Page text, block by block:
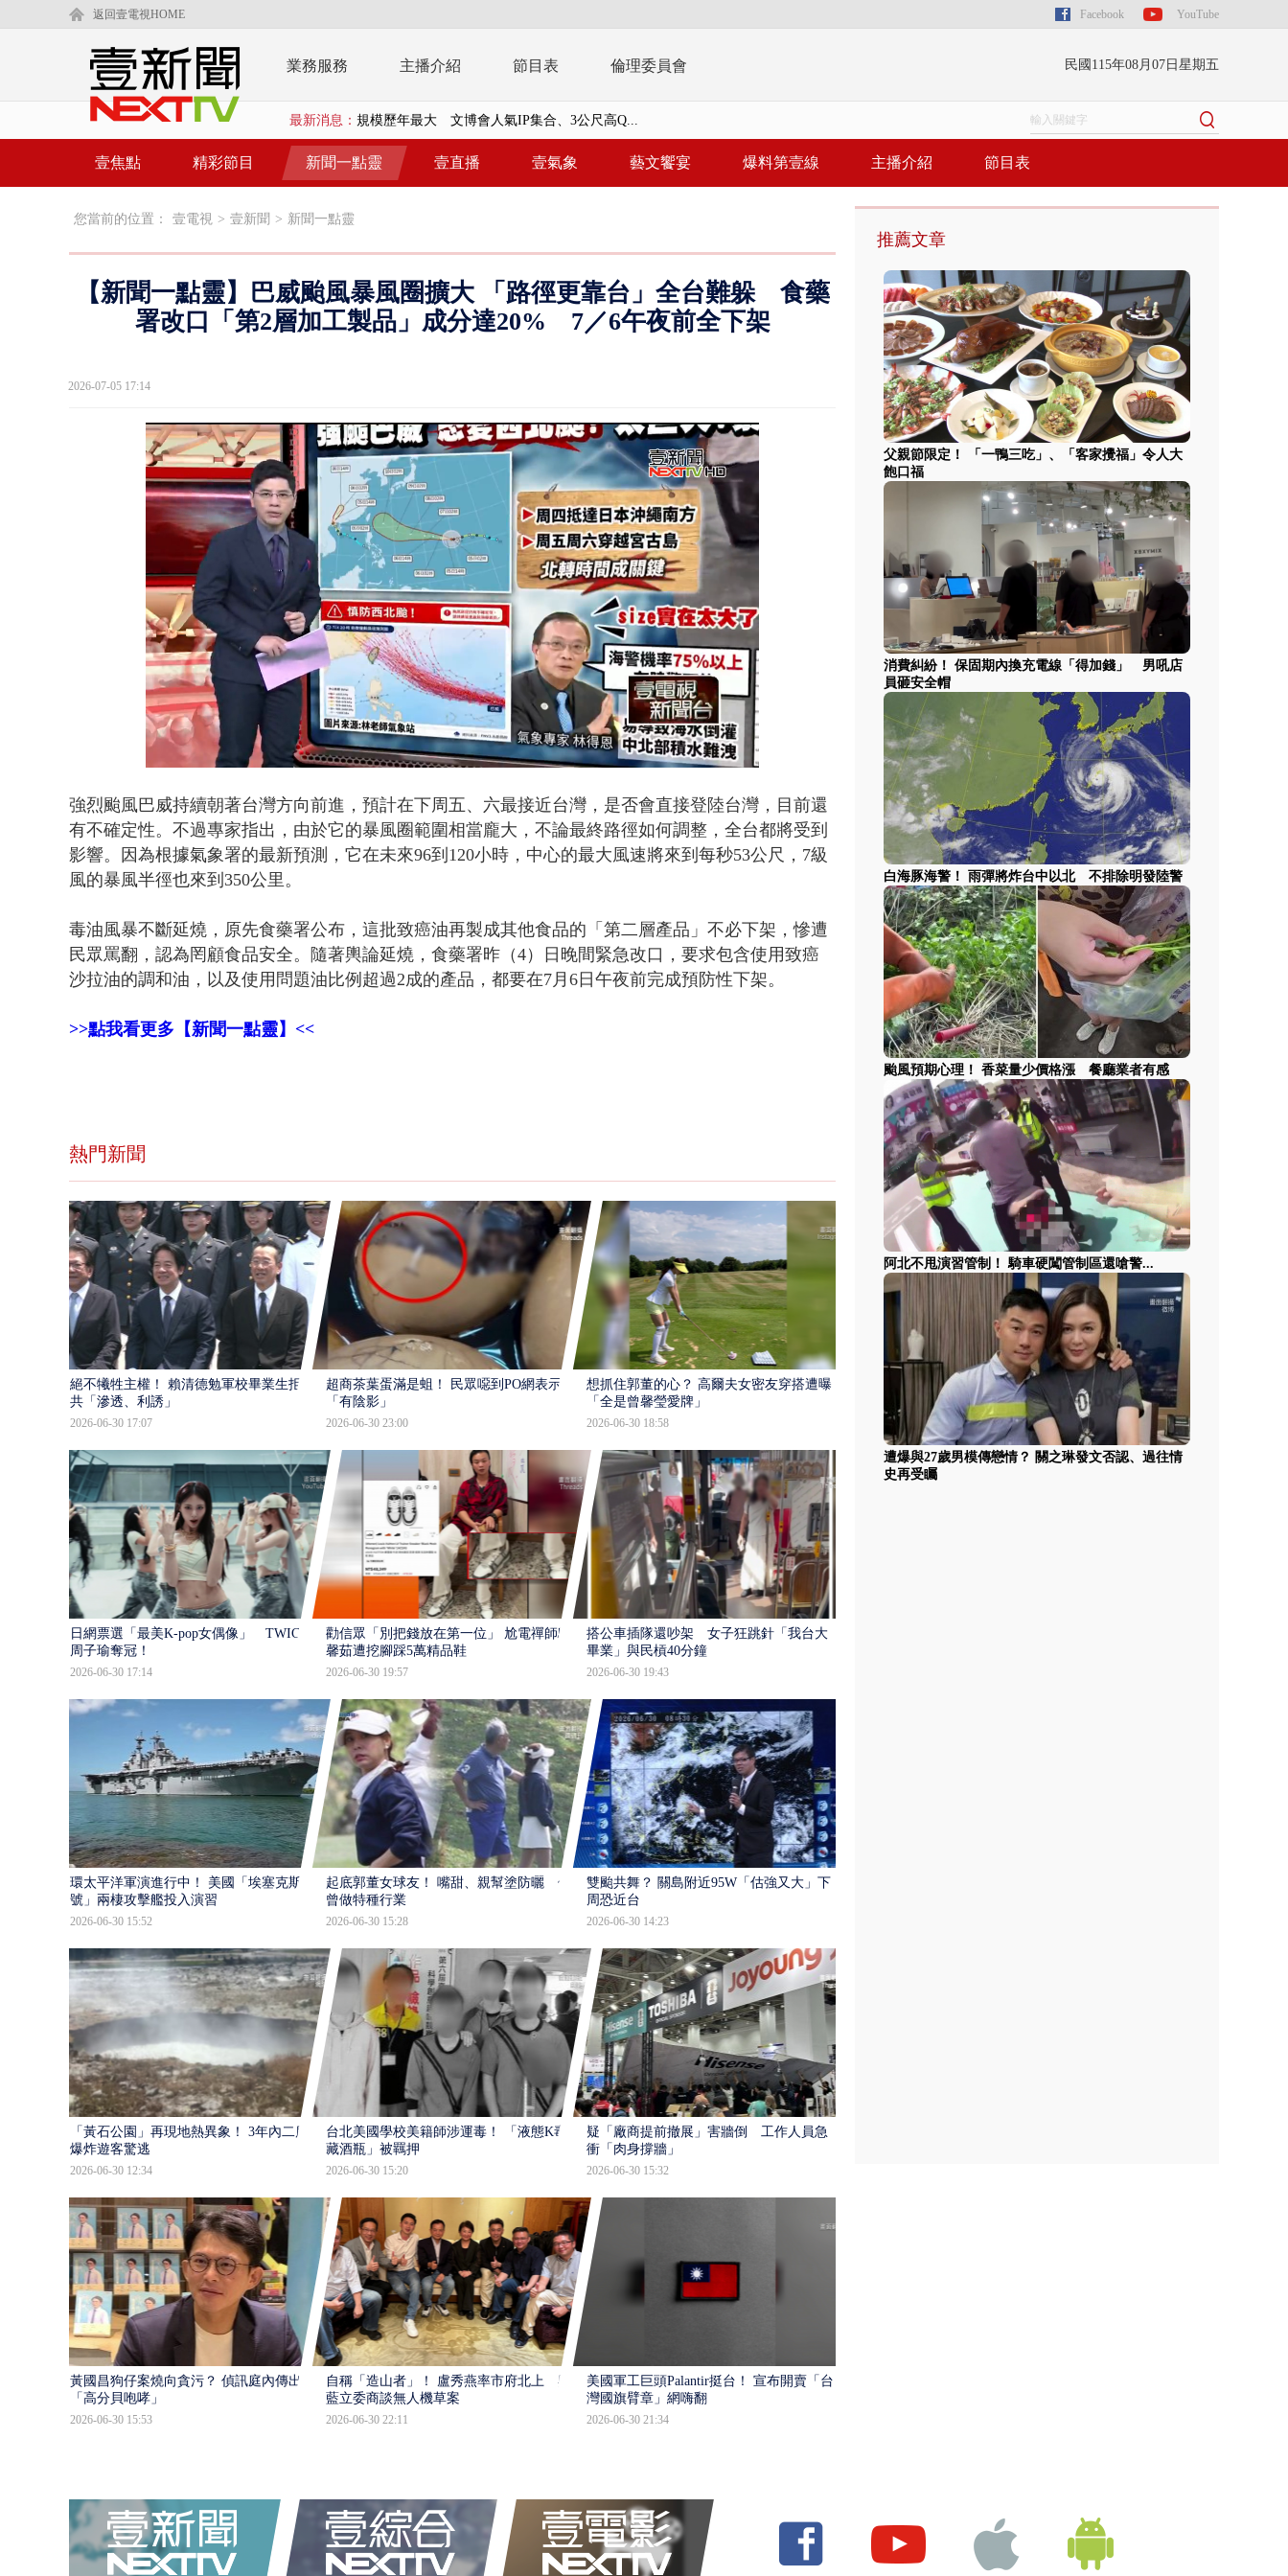
返回壹電視HOME Facebook YouTube
業務服務 主播介紹 節目表 倫理委員會 民國115年08月07日星期五
最新消息： 外送員搶快撞直行騎士 恰遇憲兵隊實戰救援
父親節限定！ 「一鴨三吃」、「客家攪福」...
颱風要來了！ 惡劣海象船停航 綠島、蘭嶼...
國道南下凌晨三車追撞！ 5旬男左腿骨折車體...
規模歷年最大 文博會人氣IP集合、3公尺高Q...
壹焦點 精彩節目 新聞一點靈 壹直播 壹氣象 藝文饗宴 爆料第壹線 主播介紹 節目表
您當前的位置： 壹電視 > 壹新聞 > 新聞一點靈
【新聞一點靈】巴威颱風暴風圈擴大 「路徑更靠台」全台難躲 食藥
署改口「第2層加工製品」成分達20% 7／6午夜前全下架
2026-07-05 17:14
Unmute Loaded:
14.57%
強烈颱風巴威持續朝著台灣方向前進，預計在下周五、六最接近台灣，是否會直接登陸台灣，目前還
有不確定性。不過專家指出，由於它的暴風圈範圍相當龐大，不論最終路徑如何調整，全台都將受到
影響。
因為根據氣象署的最新預測，它在未來96到120小時，中心的最大風速將來到每秒53公尺，7級
風的暴風半徑也來到350公里。
毒油風暴不斷延燒，原先食藥署公布，這批致癌油再製成其他食品的「第二層產品」不必下架，慘遭
民眾罵翻，認為罔顧食品安全。隨著輿論延燒，食藥署昨（4）
日晚間緊急改口，要求包含使用致癌
沙拉油的調和油，以及使用問題油比例超過2成的產品，都要在7月6日午夜前完成預防性下架。
>>點我看更多【新聞一點靈】<<
熱門新聞
絕不犧牲主權！ 賴清德勉軍校畢業生拒中
共「滲透、利誘」
2026-06-30 17:07
超商茶葉蛋滿是蛆！ 民眾噁到PO網表示
「有陰影」
2026-06-30 23:00
想抓住郭董的心？ 高爾夫女密友穿搭遭曝
「全是曾馨瑩愛牌」
2026-06-30 18:58
日網票選「最美K-pop女偶像」 TWICE
周子瑜奪冠！
2026-06-30 17:14
勸信眾「別把錢放在第一位」 尬電禪師鄔
馨茹遭挖腳踩5萬精品鞋
2026-06-30 19:57
搭公車插隊還吵架 女子狂跳針「我台大
畢業」與民槓40分鐘
2026-06-30 19:43
環太平洋軍演進行中！ 美國「埃塞克斯
號」兩棲攻擊艦投入演習
2026-06-30 15:52
起底郭董女球友！ 嘴甜、親幫塗防曬 傳
曾做特種行業
2026-06-30 15:28
雙颱共舞？ 關島附近95W「估強又大」下
周恐近台
2026-06-30 14:23
「黃石公園」再現地熱異象！ 3年內二度
爆炸遊客驚逃
2026-06-30 12:34
台北美國學校美籍師涉運毒！ 「液態K毒
藏酒瓶」被羈押
2026-06-30 15:20
疑「廠商提前撤展」害牆倒 工作人員急
衝「肉身撐牆」
2026-06-30 15:32
黃國昌狗仔案燒向貪污？ 偵訊庭內傳出
「高分貝咆哮」
2026-06-30 15:53
自稱「造山者」！ 盧秀燕率市府北上 與
藍立委商談無人機草案
2026-06-30 22:11
美國軍工巨頭Palantir挺台！ 宣布開賣「台
灣國旗臂章」網嗨翻
2026-06-30 21:34
推薦文章
父親節限定！ 「一鴨三吃」、「客家攪福」令人大
飽口福
消費糾紛！ 保固期內換充電線「得加錢」 男吼店
員砸安全帽
白海豚海警！ 雨彈將炸台中以北 不排除明發陸警
颱風預期心理！ 香菜量少價格漲 餐廳業者有感
阿北不甩演習管制！ 騎車硬闖管制區還嗆警...
遭爆與27歲男模傳戀情？ 關之琳發文否認、過往情
史再受矚